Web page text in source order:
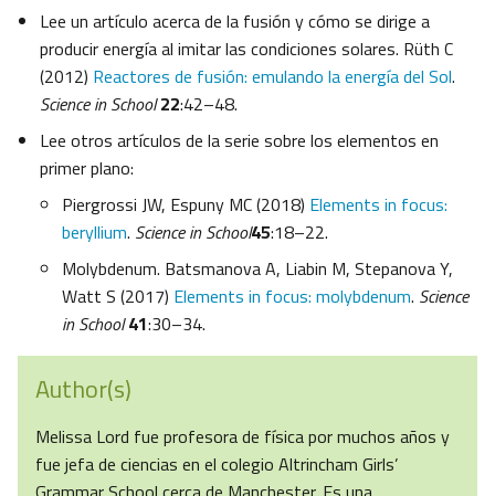
Lee un artículo acerca de la fusión y cómo se dirige a
producir energía al imitar las condiciones solares. Rüth C
(2012) Reactores de fusión: emulando la energía del Sol.
Science in School 22:42–48.
Lee otros artículos de la serie sobre los elementos en
primer plano:
Piergrossi JW, Espuny MC (2018) Elements in focus:
beryllium. Science in School45:18–22.
Molybdenum. Batsmanova A, Liabin M, Stepanova Y,
Watt S (2017) Elements in focus: molybdenum. Science
in School 41:30–34.​
Author(s)
Melissa Lord fue profesora de física por muchos años y
fue jefa de ciencias en el colegio Altrincham Girls’